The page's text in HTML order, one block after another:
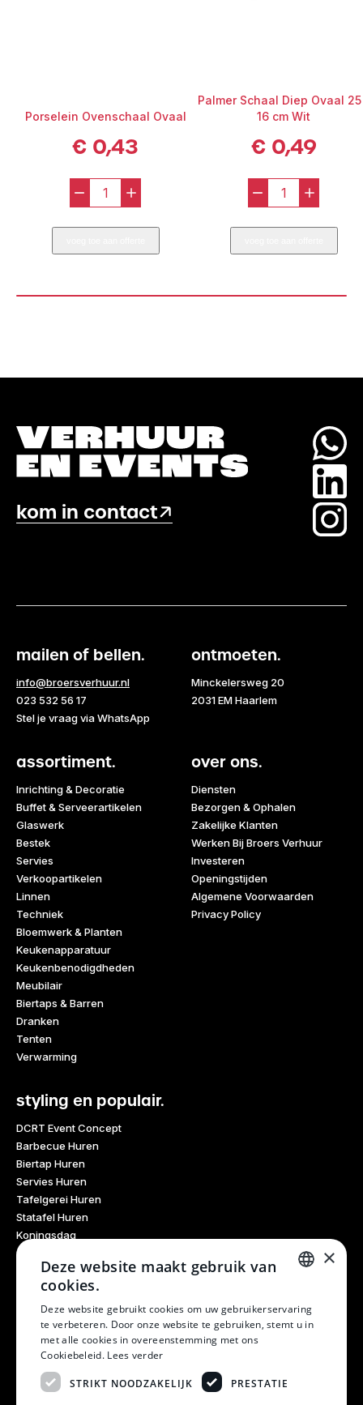
Porselein Ovenschaal Ovaal
€ 0,43
-
Porselein
Ovenschaal
Ovaal
+
Palmer Schaal Diep Ovaal 25
16 cm Wit
€0,49
-
Palmer
Schaal
Diep
25
+
kom in contact
mailen of bellen.
info@broersverhuur.nl
023 532 56 17
Stel je vraag via WhatsApp
ontmoeten.
Minckelersweg 20
2031 EM Haarlem
assortiment.
Inrichting & Decoratie
Buffet & Serveerartikelen
Glaswerk
Bestek
Servies
Verkoopartikelen
Linnen
Techniek
Bloemwerk & Planten
Keukenapparatuur
Keukenbenodigdheden
Meubilair
Biertaps & Barren
Dranken
Tenten
Verwarming
over ons.
Diensten
Bezorgen & Ophalen
Zakelijke Klanten
Werken Bij Broers Verhuur
Investeren
Openingstijden
Algemene Voorwaarden
Privacy Policy
styling en populair.
DCRT Event Concept
Barbecue Huren
Biertap Huren
Servies Huren
Tafelgerei Huren
Statafel Huren
Koningsdag
Glaswerk Huren
Feestdagen
Haarlem Culinair
Evenementen Verhuur
Burendag
Oktoberfest
Bruiloft
Kerstfeest
Winterfestival
DUTCH
×
Deze website maakt gebruik van
cookies.
Deze website gebruikt cookies om uw gebruikerservaring
te verbeteren. Door onze website te gebruiken, stemt u in
met alle cookies in overeenstemming met ons
Cookiebeleid. Lees verder
STRIKT NOODZAKELIJK PRESTATIE